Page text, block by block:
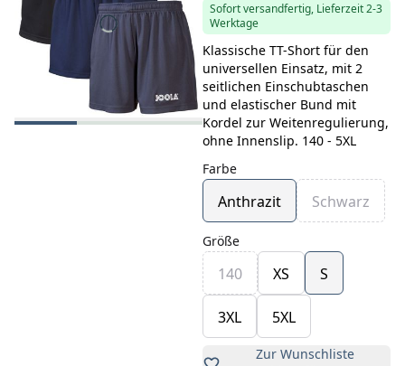
Sofort versandfertig, Lieferzeit 2-3
Werktage
Klassische TT-Short für den
universellen Einsatz, mit 2
seitlichen Einschubtaschen
und elastischer Bund mit
Kordel zur Weitenregulierung,
ohne Innenslip. 140 - 5XL
Farbe
Anthrazit Schwarz
Größe
140 XS S
3XL 5XL
Zur Wunschliste